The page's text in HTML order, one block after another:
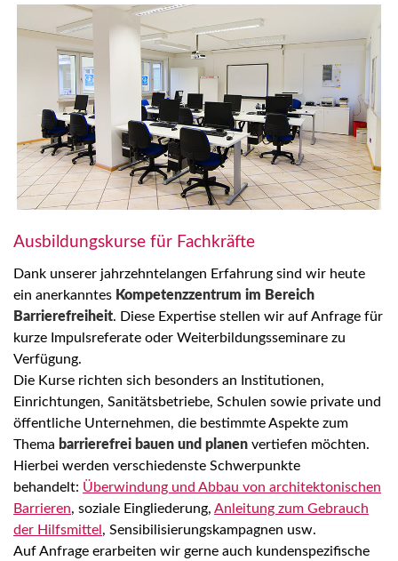
Ausbildungskurse für Fachkräfte
Dank unserer jahrzehntelangen Erfahrung sind wir heute
ein anerkanntes Kompetenzzentrum im Bereich
Barrierefreiheit. Diese Expertise stellen wir auf Anfrage für
kurze Impulsreferate oder Weiterbildungsseminare zu
Verfügung.
Die Kurse richten sich besonders an Institutionen,
Einrichtungen, Sanitätsbetriebe, Schulen sowie private und
öffentliche Unternehmen, die bestimmte Aspekte zum
Thema barrierefrei bauen und planen vertiefen möchten.
Hierbei werden verschiedenste Schwerpunkte
behandelt: Überwindung und Abbau von architektonischen
Barrieren, soziale Eingliederung, Anleitung zum Gebrauch
der Hilfsmittel , Sensibilisierungskampagnen usw.
Auf Anfrage erarbeiten wir gerne auch kundenspezifische